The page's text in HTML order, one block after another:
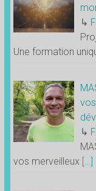
↳
Une formation
↳
vos merveilleux […]